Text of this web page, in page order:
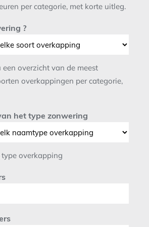
per categorie, met korte uitleg.
?
overzicht van de meest
overkappingen per categorie,
het type zonwering
overkapping